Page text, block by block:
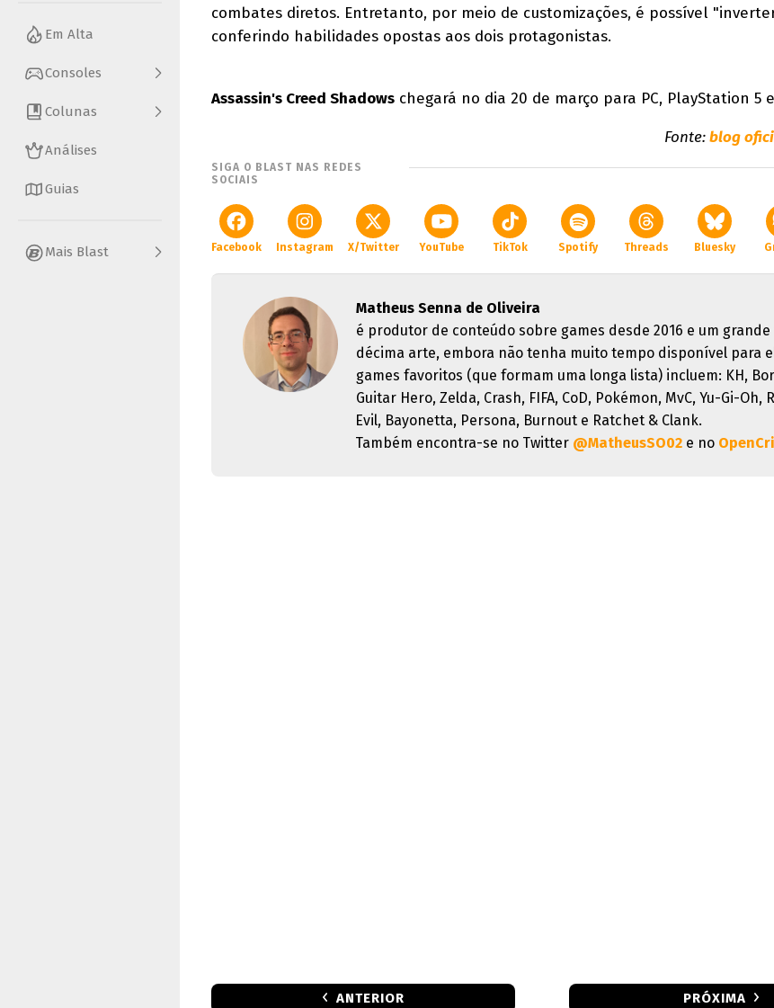
Em Alta
Consoles
Colunas
Análises
Guias
Mais Blast
combates diretos. Entretanto, por meio de customizações, é possível
conferindo habilidades opostas aos dois protagonistas.
Assassin's Creed Shadows chegará no dia 20 de março para PC, PlayStation 5
Fonte:blog
SIGA O BLAST NAS REDES
SOCIAIS
Facebook Instagram X/Twitter YouTube TikTok Spotify Threads Bluesky
Matheus Senna de Oliveira
é produtor de conteúdo sobre games desde 2016 e um grande
décima arte, embora não tenha muito tempo disponível para
games favoritos (que formam uma longa lista) incluem: KH,
Guitar Hero, Zelda, Crash, FIFA, CoD, Pokémon, MvC, Yu-Gi-Oh,
Evil, Bayonetta, Persona, Burnout e Ratchet & Clank.
Também encontra-se no Twitter @MatheusSO02 e no
ANTERIOR PRÓXIMA